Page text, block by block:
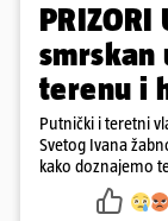
smrskan
terenu i
Putnički i teretni
Svetog Ivana
kako doznajemo
vlaka. Zatvoren je promet, a fotoreporteri Prigorskog objavili su
prve snimke s